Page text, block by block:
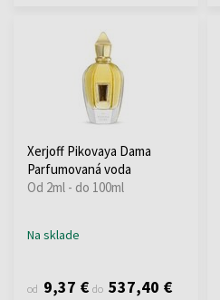
Xerjoff Pikovaya Dama
Parfumovaná voda
Od 2ml - do 100ml
Na sklade
od 9,37 € do 537,40 €